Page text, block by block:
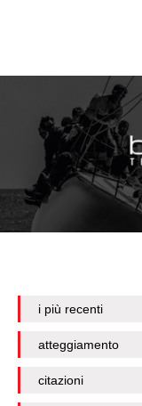
i più recenti
atteggiamento
citazioni